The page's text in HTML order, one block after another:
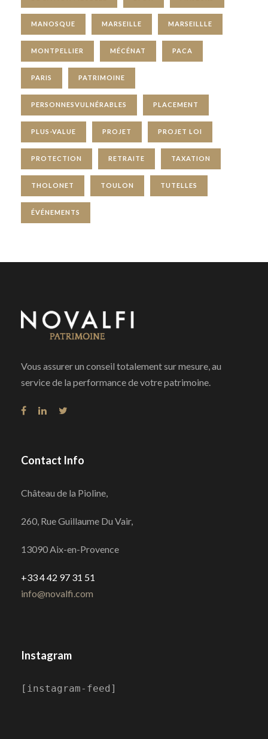
MANOSQUE MARSEILLE MARSEILLLE
MONTPELLIER MÉCÉNAT PACA
PARIS PATRIMOINE
PERSONNESVULNÉRABLES PLACEMENT
PLUS-VALUE PROJET PROJET LOI
PROTECTION RETRAITE TAXATION
THOLONET TOULON TUTELLES
ÉVÉNEMENTS
Vous assurer un conseil totalement sur mesure, au
service de la performance de votre patrimoine.
Contact Info
Château de la Pioline,
260, Rue Guillaume Du Vair,
13090 Aix-en-Provence
+33 4 42 97 31 51
info@novalfi.com
Instagram
[instagram-feed]